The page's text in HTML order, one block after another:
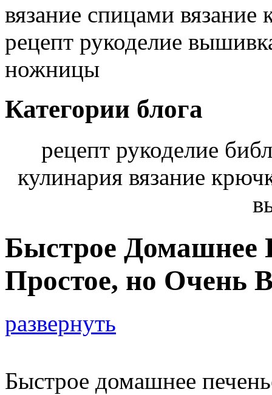
вязание спицами
рецепт рукоделие
ножницы
Категории блога
рецепт рукоделие
кулинария вязание
Быстрое Домашнее
Простое, но Очень
развернуть
Быстрое домашнее